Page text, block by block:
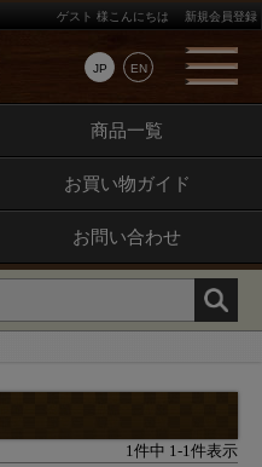
JP EN
ゲスト 様こんにちは 新規会員登録
商品一覧
お買い物ガイド
お問い合わせ
1 件中 1 -1 件表示